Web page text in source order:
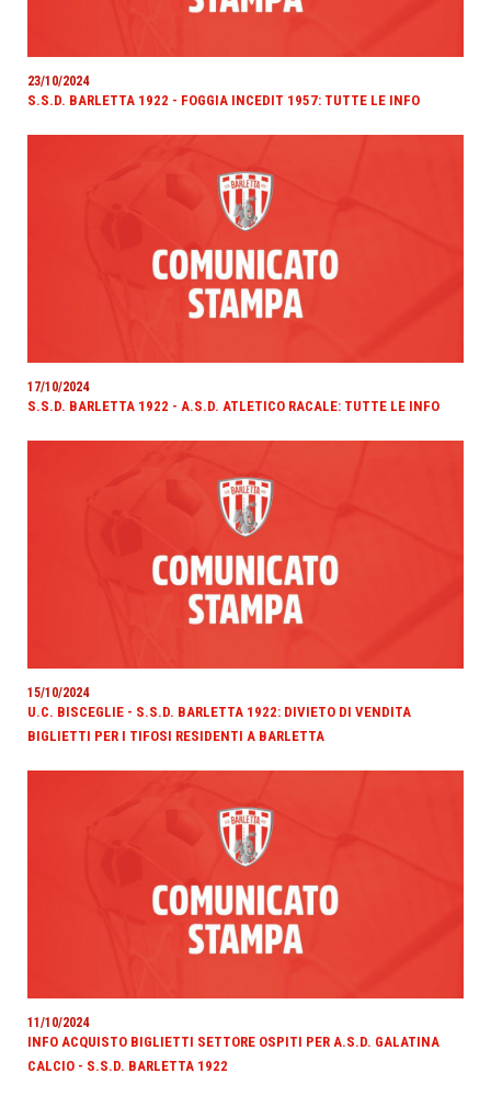
23/10/2024
S.S.D. BARLETTA 1922 - FOGGIA INCEDIT 1957: TUTTE LE INFO
17/10/2024
S.S.D. BARLETTA 1922 - A.S.D. ATLETICO RACALE: TUTTE LE INFO
15/10/2024
U.C. BISCEGLIE - S.S.D. BARLETTA 1922: DIVIETO DI VENDITA
BIGLIETTI PER I TIFOSI RESIDENTI A BARLETTA
11/10/2024
INFO ACQUISTO BIGLIETTI SETTORE OSPITI PER A.S.D. GALATINA
CALCIO - S.S.D. BARLETTA 1922